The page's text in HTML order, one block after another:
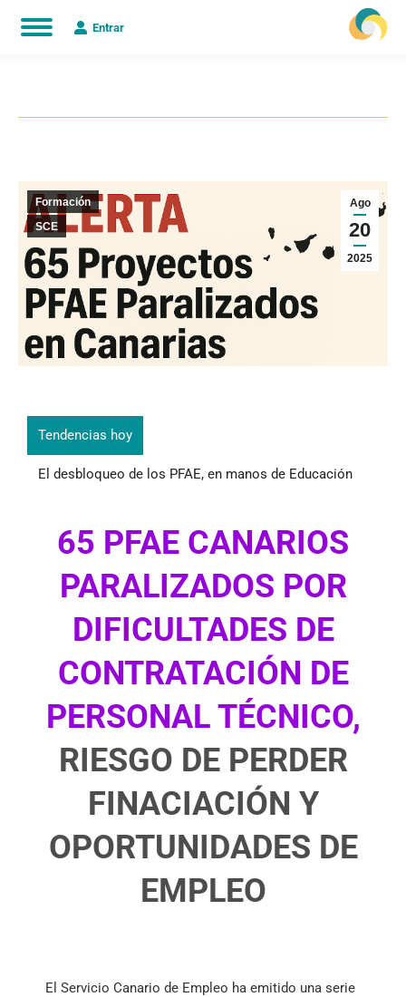
Entrar
Ago
20
2025
Formación
SCE
Tendencias hoy
El desbloqueo de los PFAE, en manos de Educación
Oferta de Formación Profesional
65 PFAE CANARIOS
PARALIZADOS POR
DIFICULTADES DE
CONTRATACIÓN DE
PERSONAL TÉCNICO,
RIESGO DE PERDER
FINACIACIÓN Y
OPORTUNIDADES DE
EMPLEO
El Servicio Canario de Empleo ha emitido una serie